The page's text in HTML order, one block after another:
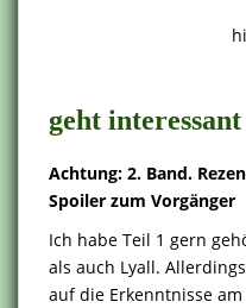
geht
Achtung: 2. Band.
Spoiler zum Vorgänger
Ich habe Teil 1 gern
als auch Lyall.
auf die Erkenntnisse